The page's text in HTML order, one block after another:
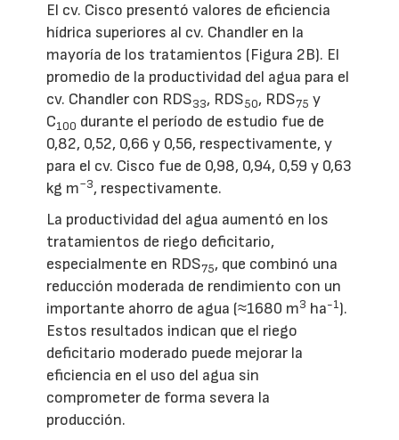
El cv. Cisco presentó valores de eficiencia
hídrica superiores al cv. Chandler en la
mayoría de los tratamientos (Figura 2B). El
promedio de la productividad del agua para el
cv. Chandler con RDS33, RDS50, RDS75 y
C100 durante el período de estudio fue de
0,82, 0,52, 0,66 y 0,56, respectivamente, y
para el cv. Cisco fue de 0,98, 0,94, 0,59 y 0,63
kg m−3, respectivamente.
La productividad del agua aumentó en los
tratamientos de riego deficitario,
especialmente en RDS75, que combinó una
reducción moderada de rendimiento con un
importante ahorro de agua (≈1680 m3 ha-1).
Estos resultados indican que el riego
deficitario moderado puede mejorar la
eficiencia en el uso del agua sin
comprometer de forma severa la
producción.